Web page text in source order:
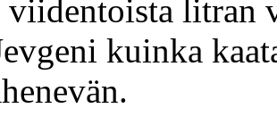
viidentoista litran
kuinka